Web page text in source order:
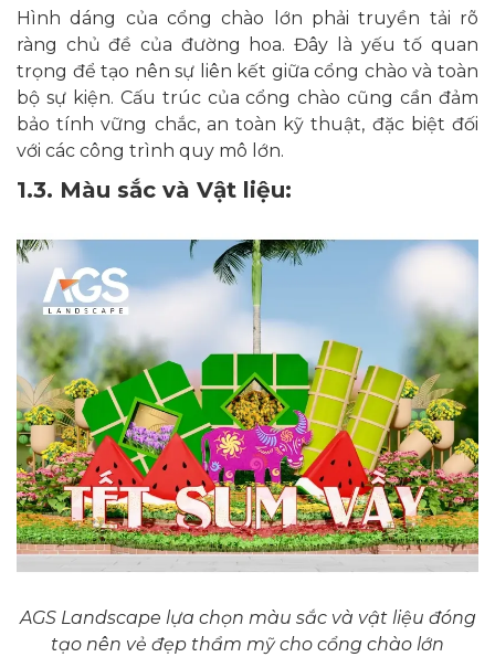
Hình dáng của cổng chào lớn phải truyền tải rõ
ràng chủ đề của đường hoa. Đây là yếu tố quan
trọng để tạo nên sự liên kết giữa cổng chào và toàn
bộ sự kiện. Cấu trúc của cổng chào cũng cần đảm
bảo tính vững chắc, an toàn kỹ thuật, đặc biệt đối
với các công trình quy mô lớn.
1.3. Màu sắc và Vật liệu:
AGS Landscape lựa chọn màu sắc và vật liệu đóng
tạo nên vẻ đẹp thẩm mỹ cho cổng chào lớn